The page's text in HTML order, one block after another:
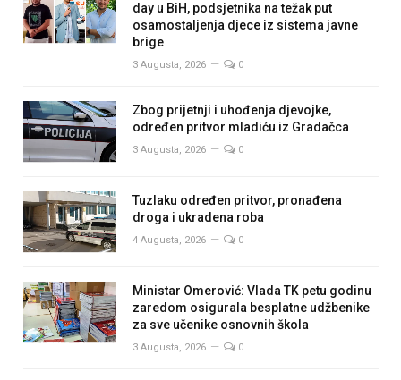
day u BiH, podsjetnika na težak put
osamostaljenja djece iz sistema javne
brige
3 Augusta, 2026 0
Zbog prijetnji i uhođenja djevojke,
određen pritvor mladiću iz Gradačca
3 Augusta, 2026 0
Tuzlaku određen pritvor, pronađena
droga i ukradena roba
4 Augusta, 2026 0
Ministar Omerović: Vlada TK petu godinu
zaredom osigurala besplatne udžbenike
za sve učenike osnovnih škola
3 Augusta, 2026 0